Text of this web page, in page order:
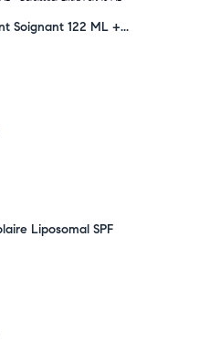
Soignant 122 ML +...
Liposomal SPF